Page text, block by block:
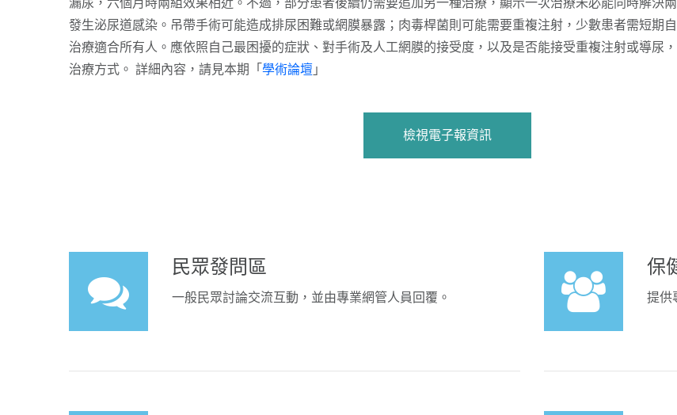
漏尿，六個月時兩組效果相近。不過，部分患者後續仍需要追加另一種治療，顯示一次治療未必能同時解決
發生泌尿道感染。吊帶手術可能造成排尿困難或網膜暴露；肉毒桿菌則可能需要重複注射，少數患者需短期
治療適合所有人。應依照自己最困擾的症狀、對手術及人工網膜的接受度，以及是否能接受重複注射或導尿
治療方式。 詳細內容，請見本期「 學術論壇 」
檢視電子報資訊
民眾發問區
一般民眾討論交流互動，並由專業網管人員回覆。
保
提供